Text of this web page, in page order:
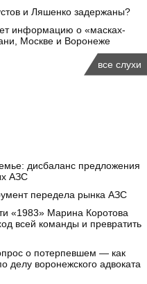
и Ляшенко задержаны?
информацию о «масках-
Москве и Воронеже
все слухи
дисбаланс предложения
АЗС
передела рынка АЗС
«1983» Марина Коротова
всей команды и превратить
о потерпевшем — как
делу воронежского адвоката